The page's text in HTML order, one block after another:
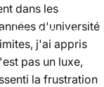
ajuster des lunettes
près du Pays de
dans les
d'université
j'ai appris
pas un luxe,
la frustration